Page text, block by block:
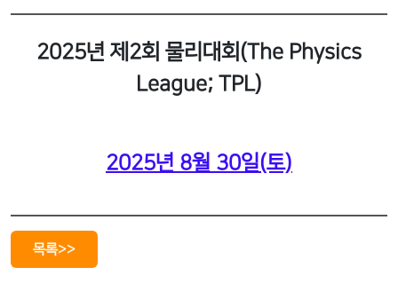
2025년 제2회 물리대회(The Physics
League; TPL)
2025년 8월 30일(토)
목록>>